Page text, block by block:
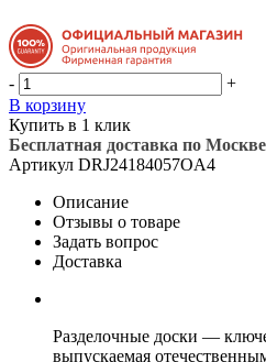
-
+
В корзину
Купить в 1 клик
Бесплатная доставка по
Артикул DRJ24184057OA4
Описание
Отзывы о товаре
Задать вопрос
Доставка
Разделочные доски —
выпускаемая